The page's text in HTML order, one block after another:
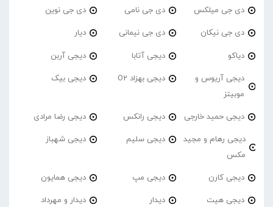
دی جی میلکس دی جی نامی دی جی نوین
دی جی نیکان دی جی نیمانی دیار
دیاکو دیجی آتابا دیجی آربن
دیجی آریوس و
موبیتز
دیجی بهزاد O2 دیجی بیک
دیجی حمید خارجی دیجی رانکس دیجی رضا مرادی
دیجی رهام و مجید
مکس
دیجی سلیم دیجی شهباز
دیجی کارن دیجی مپ دیجی همایون
دیجی هیت دیدار دیدار و مهرداد